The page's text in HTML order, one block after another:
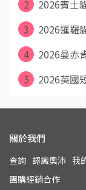
2
2026賓士
3
2026暹羅
4
2026曼赤
5
2026英國
關於我們
查詢 認識奧沛 我
團購經銷合作